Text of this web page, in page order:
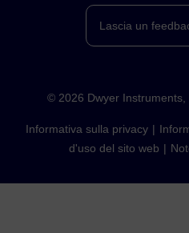
Lascia un
© 2026 Dwyer
Informativa sulla privacy
d'uso del sito web